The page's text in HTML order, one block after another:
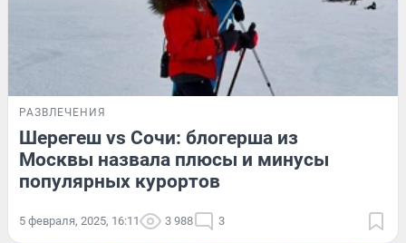
РАЗВЛЕЧЕНИЯ
Шерегеш vs Сочи: блогерша из
Москвы назвала плюсы и минусы
популярных курортов
5 февраля, 2025, 16:11 3 988 3